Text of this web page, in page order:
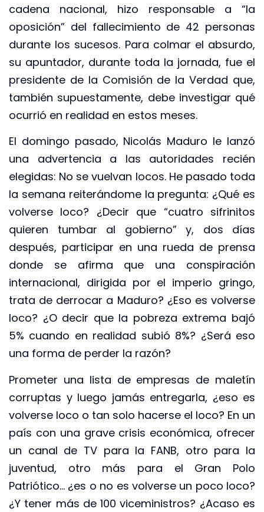
cadena nacional, hizo responsable a “la
oposición” del fallecimiento de 42 personas
durante los sucesos. Para colmar el absurdo,
su apuntador, durante toda la jornada, fue el
presidente de la Comisión de la Verdad que,
también supuestamente, debe investigar qué
ocurrió en realidad en estos meses.
El domingo pasado, Nicolás Maduro le lanzó
una advertencia a las autoridades recién
elegidas: No se vuelvan locos. He pasado toda
la semana reiterándome la pregunta: ¿Qué es
volverse loco? ¿Decir que “cuatro sifrinitos
quieren tumbar al gobierno” y, dos días
después, participar en una rueda de prensa
donde se afirma que una conspiración
internacional, dirigida por el imperio gringo,
trata de derrocar a Maduro? ¿Eso es volverse
loco? ¿O decir que la pobreza extrema bajó
5% cuando en realidad subió 8%? ¿Será eso
una forma de perder la razón?
Prometer una lista de empresas de maletín
corruptas y luego jamás entregarla, ¿eso es
volverse loco o tan solo hacerse el loco? En un
país con una grave crisis económica, ofrecer
un canal de TV para la FANB, otro para la
juventud, otro más para el Gran Polo
Patriótico… ¿es o no es volverse un poco loco?
¿Y tener más de 100 viceministros? ¿Acaso es